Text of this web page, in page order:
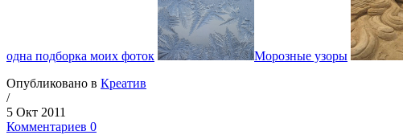
одна подборка моих фоток Морозные узоры
Опубликовано в Креатив
/
5 Окт 2011
Комментариев 0